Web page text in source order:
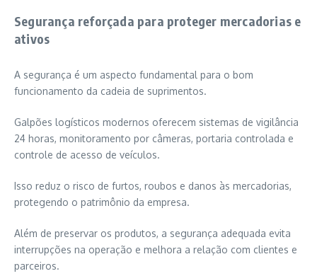
Segurança reforçada para proteger mercadorias e
ativos
A segurança é um aspecto fundamental para o bom
funcionamento da cadeia de suprimentos.
Galpões logísticos modernos oferecem sistemas de vigilância
24 horas, monitoramento por câmeras, portaria controlada e
controle de acesso de veículos.
Isso reduz o risco de furtos, roubos e danos às mercadorias,
protegendo o patrimônio da empresa.
Além de preservar os produtos, a segurança adequada evita
interrupções na operação e melhora a relação com clientes e
parceiros.